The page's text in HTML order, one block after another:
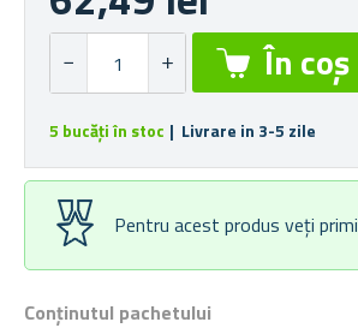
Conținutul pachetului
5 bucăți în stoc | Livrare in 3-5 zile
Pentru acest produs veți primi